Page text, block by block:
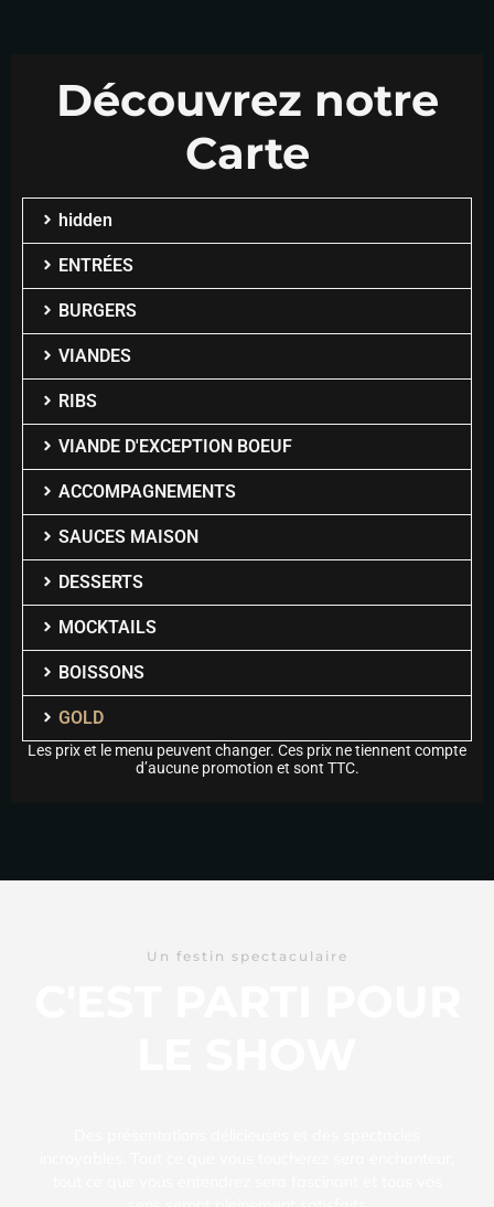
Découvrez notre
Carte
hidden
ENTRÉES
BURGERS
VIANDES
RIBS
VIANDE D'EXCEPTION BOEUF
ACCOMPAGNEMENTS
SAUCES MAISON
DESSERTS
MOCKTAILS
BOISSONS
GOLD
Les prix et le menu peuvent changer. Ces prix ne tiennent compte
d’aucune promotion et sont TTC.
Un festin spectaculaire